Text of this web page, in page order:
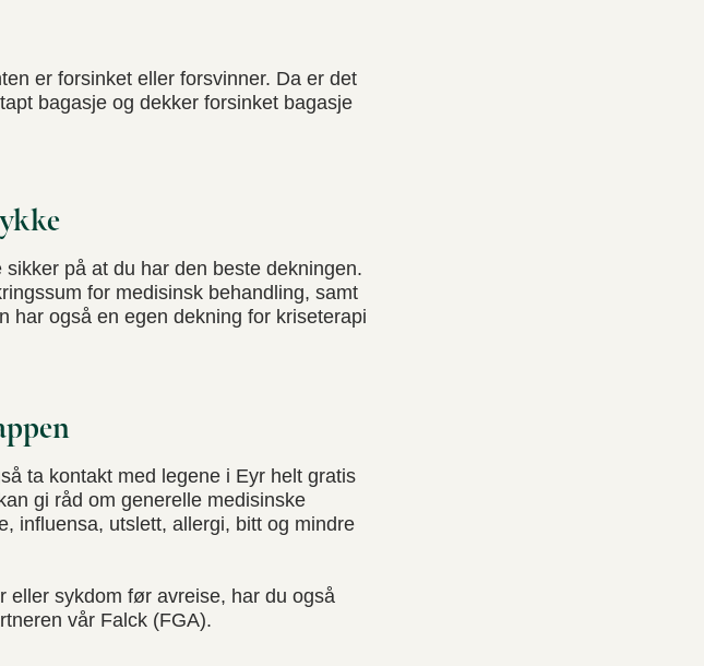
er forsinket eller forsvinner. Da er det
bagasje og dekker forsinket bagasje
på at du har den beste dekningen.
for medisinsk behandling, samt
har også en egen dekning for kriseterapi
ta kontakt med legene i Eyr helt gratis
gi råd om generelle medisinske
influensa, utslett, allergi, bitt og mindre
eller sykdom før avreise, har du også
vår Falck (FGA).